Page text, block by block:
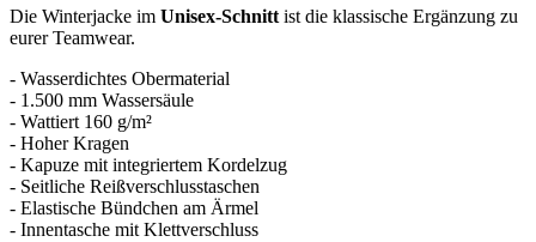
Die Winterjacke im Unisex-Schnitt ist die klassische Ergänzung zu
eurer Teamwear.
- Wasserdichtes Obermaterial
- 1.500 mm Wassersäule
- Wattiert 160 g/m²
- Hoher Kragen
- Kapuze mit integriertem Kordelzug
- Seitliche Reißverschlusstaschen
- Elastische Bündchen am Ärmel
- Innentasche mit Klettverschluss